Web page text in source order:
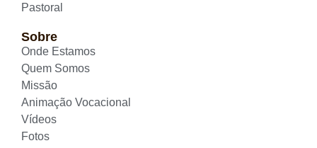
Pastoral
Sobre
Onde Estamos
Quem Somos
Missão
Animação Vocacional
Vídeos
Fotos